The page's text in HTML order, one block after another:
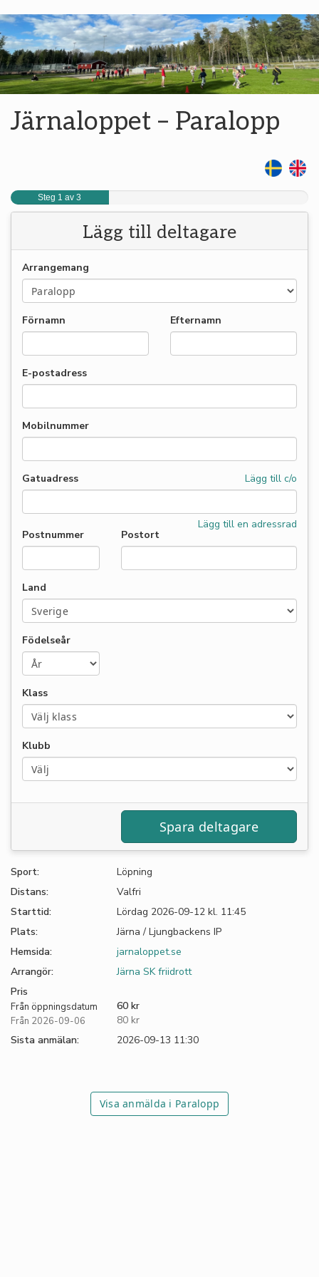
Järnaloppet – Paralopp
Steg 1 av 3
Lägg till deltagare
Arrangemang
Förnamn Efternamn
E-postadress
Mobilnummer
Gatuadress Lägg till c/o
Lägg till en adressrad
Postnummer Postort
Land
Födelseår
Klass
Klubb
Sport:
Löpning
Distans:
Valfri
Starttid:
Lördag 2026-09-12 kl. 11:45
Plats:
Järna / Ljungbackens IP
Hemsida:
jarnaloppet.se
Arrangör:
Järna SK friidrott
Pris
Från öppningsdatum 60 kr
Från 2026-09-06
80 kr
Sista anmälan:
2026-09-13 11:30
Visa anmälda i Paralopp